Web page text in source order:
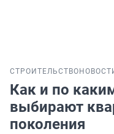
СТРОИТЕЛЬСТВО
Как и по
выбирают
поколения